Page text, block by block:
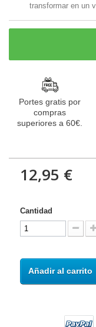
transformar en un
Portes gratis por
compras
superiores a 60€.
12,95 €
Cantidad
Añadir al carrito